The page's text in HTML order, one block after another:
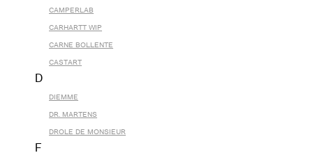
CAMPERLAB
CARHARTT WIP
CARNE BOLLENTE
CASTART
D
DIEMME
DR. MARTENS
DROLE DE MONSIEUR
F